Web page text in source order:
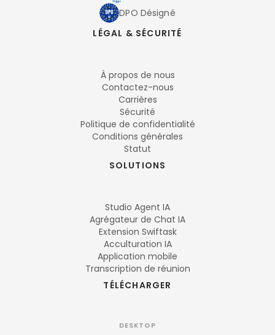
DPO Désigné
LÉGAL & SÉCURITÉ
À propos de nous
Contactez-nous
Carrières
Sécurité
Politique de confidentialité
Conditions générales
Statut
SOLUTIONS
Studio Agent IA
Agrégateur de Chat IA
Extension Swiftask
Acculturation IA
Application mobile
Transcription de réunion
TÉLÉCHARGER
DESKTOP